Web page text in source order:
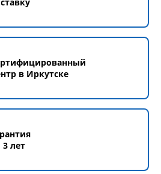
в Иркутске
3 лет